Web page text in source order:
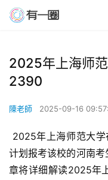
2025年上海师范
2390
陳老師 2025-09-16
计划报考该校的河南
章将详细解读2025年